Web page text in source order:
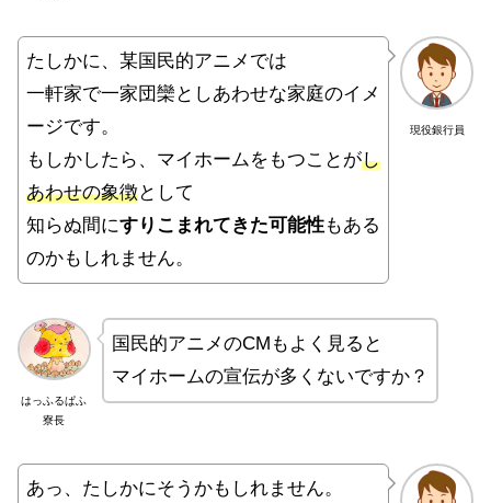
現役銀行員
たしかに、某国民的アニメでは
一軒家で一家団欒としあわせな家庭のイメ
ージです。
もしかしたら、マイホームをもつことがし
あわせの象徴として
知らぬ間にすりこまれてきた可能性もある
のかもしれません。
はっふるぱふ
寮長
国民的アニメのCMもよく見ると
マイホームの宣伝が多くないですか？
あっ、たしかにそうかもしれません。